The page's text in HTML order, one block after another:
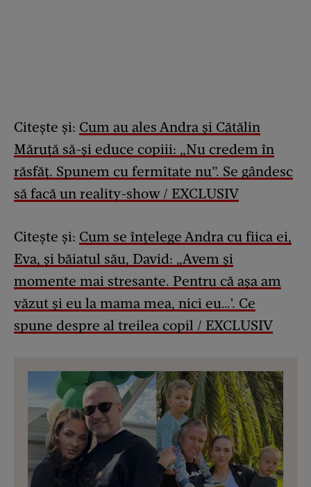
Citește și: Cum au ales Andra și Cătălin
Măruță să-și educe copiii: „Nu credem în
răsfăț. Spunem cu fermitate nu”. Se gândesc
să facă un reality-show / EXCLUSIV
Citește și: Cum se înțelege Andra cu fiica ei,
Eva, și băiatul său, David: „Avem și
momente mai stresante. Pentru că așa am
văzut și eu la mama mea, nici eu…'. Ce
spune despre al treilea copil / EXCLUSIV